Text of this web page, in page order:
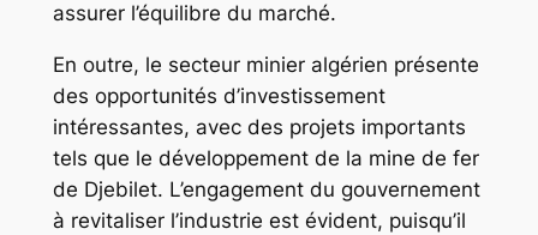
assurer l’équilibre du marché.
En outre, le secteur minier algérien présente
des opportunités d’investissement
intéressantes, avec des projets importants
tels que le développement de la mine de fer
de Djebilet. L’engagement du gouvernement
à revitaliser l’industrie est évident, puisqu’il